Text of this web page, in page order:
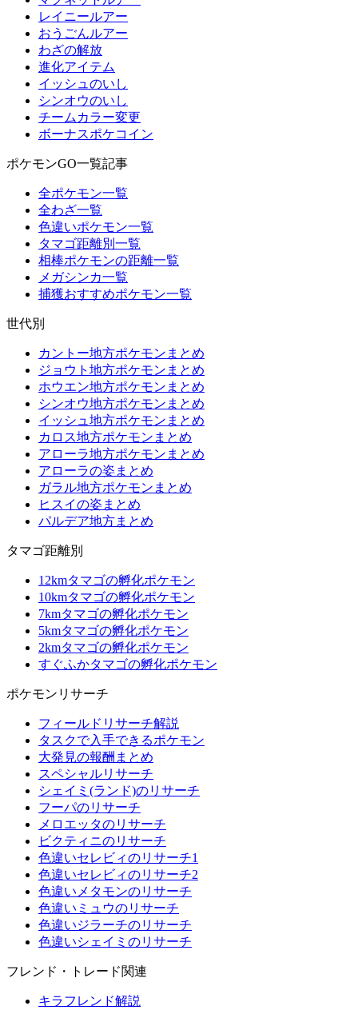
レイニールアー
おうごんルアー
わざの解放
進化アイテム
イッシュのいし
シンオウのいし
チームカラー変更
ボーナスポケコイン
ポケモンGO一覧記事
全ポケモン一覧
全わざ一覧
色違いポケモン一覧
タマゴ距離別一覧
相棒ポケモンの距離一覧
メガシンカ一覧
捕獲おすすめポケモン一覧
世代別
カントー地方ポケモンまとめ
ジョウト地方ポケモンまとめ
ホウエン地方ポケモンまとめ
シンオウ地方ポケモンまとめ
イッシュ地方ポケモンまとめ
カロス地方ポケモンまとめ
アローラ地方ポケモンまとめ
アローラの姿まとめ
ガラル地方ポケモンまとめ
ヒスイの姿まとめ
パルデア地方まとめ
タマゴ距離別
12kmタマゴの孵化ポケモン
10kmタマゴの孵化ポケモン
7kmタマゴの孵化ポケモン
5kmタマゴの孵化ポケモン
2kmタマゴの孵化ポケモン
すぐふかタマゴの孵化ポケモン
ポケモンリサーチ
フィールドリサーチ解説
タスクで入手できるポケモン
大発見の報酬まとめ
スペシャルリサーチ
シェイミ(ランド)のリサーチ
フーパのリサーチ
メロエッタのリサーチ
ビクティニのリサーチ
色違いセレビィのリサーチ1
色違いセレビィのリサーチ2
色違いメタモンのリサーチ
色違いミュウのリサーチ
色違いジラーチのリサーチ
色違いシェイミのリサーチ
フレンド・トレード関連
キラフレンド解説